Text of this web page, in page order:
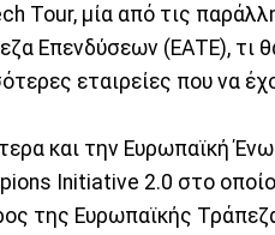
Tour, μία από τις
Επενδύσεων (ΕΑΤΕ), τι
εταιρείες που να
και την Ευρωπαϊκή
Initiative 2.0 στο
της Ευρωπαϊκής